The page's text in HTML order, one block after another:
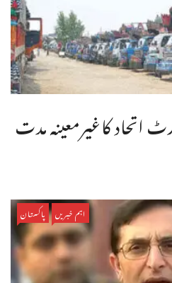
اتحاد کاغیرمعینہ مدت
اہم خبریں پاکستان